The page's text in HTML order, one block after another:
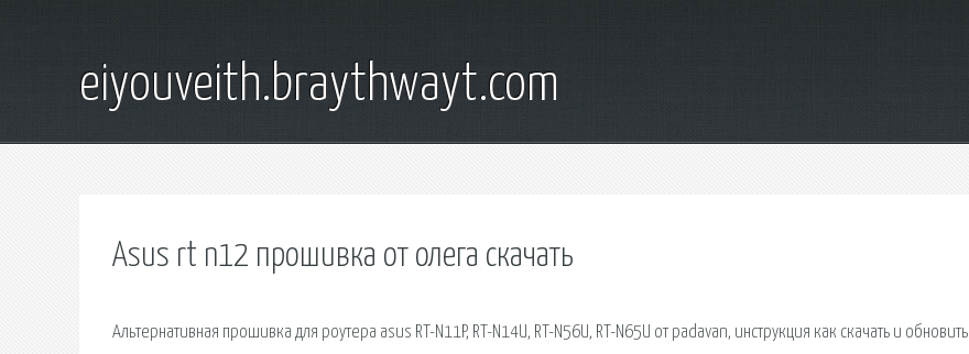
eiyouveith.braythwayt.com
Asus rt n12 прошивка от олега скачать
Альтернативная прошивка для роутера asus RT-N11P, RT-N14U, RT-N56U, RT-N65U от padavan, инструкция как скачать и обновить